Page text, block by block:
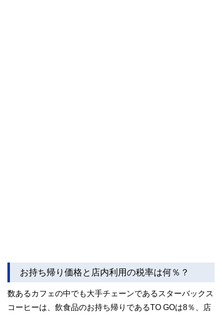
お持ち帰り価格と店内利用の税率は何％？
数あるカフェの中でも大手チェーンであるスターバックス
コーヒーは、飲食品のお持ち帰りであるTO GOは8％、店